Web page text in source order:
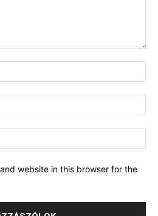
website in this browser for the